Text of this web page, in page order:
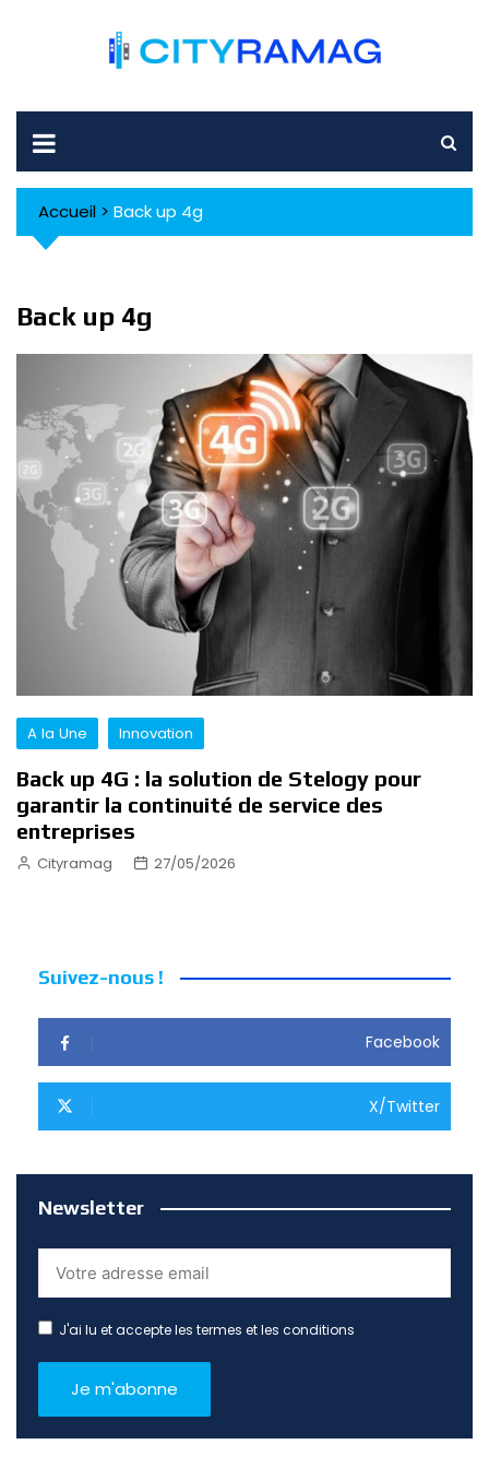
Accueil > Back up 4g
Back up 4g
A la Une Innovation
Back up 4G : la solution de Stelogy pour
garantir la continuité de service des
entreprises
Cityramag 27/05/2026
Suivez-nous !
Facebook
X/Twitter
Newsletter
J'ai lu et accepte les termes et les conditions